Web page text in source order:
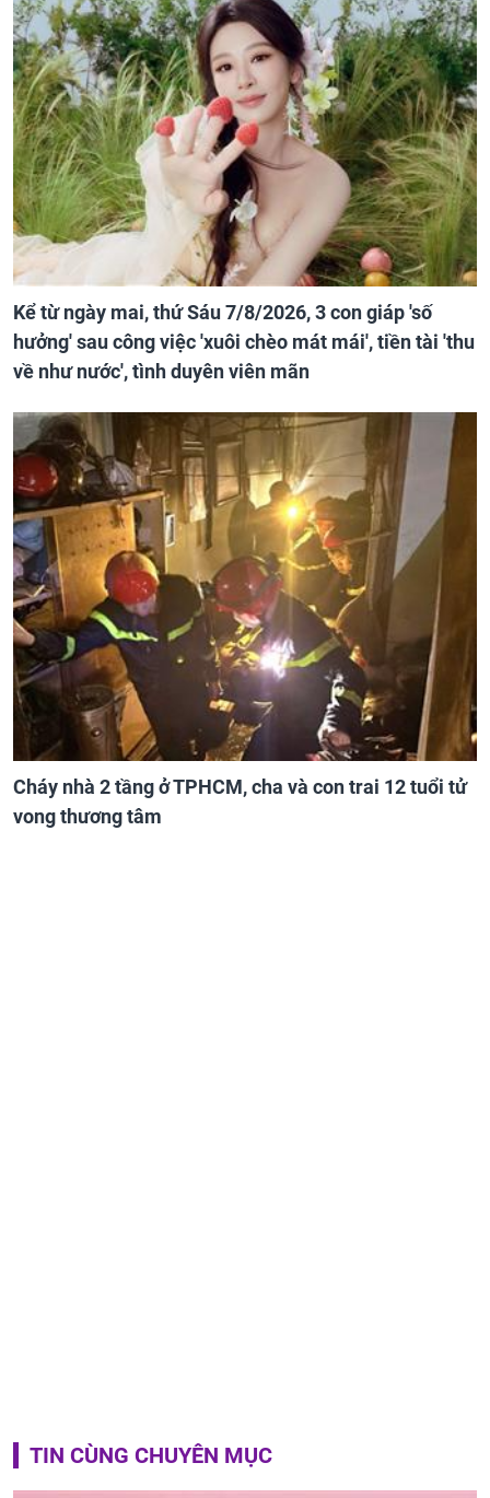
Kể từ ngày mai, thứ Sáu 7/8/2026, 3 con giáp 'số
hưởng' sau công việc 'xuôi chèo mát mái', tiền tài 'thu
về như nước', tình duyên viên mãn
Cháy nhà 2 tầng ở TPHCM, cha và con trai 12 tuổi tử
vong thương tâm
TIN CÙNG CHUYÊN MỤC